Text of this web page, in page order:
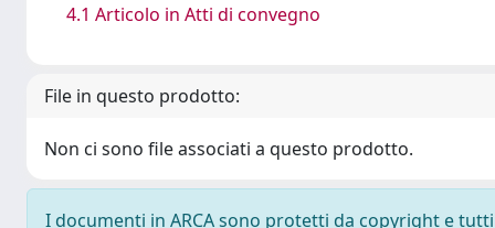
4.1 Articolo in Atti di convegno
File in questo prodotto:
Non ci sono file associati a questo prodotto.
I documenti in ARCA sono protetti da copyright e